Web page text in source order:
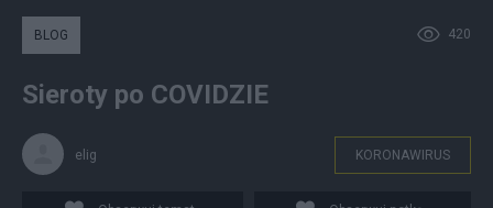
420
BLOG
Sieroty po COVIDZIE
elig KORONAWIRUS